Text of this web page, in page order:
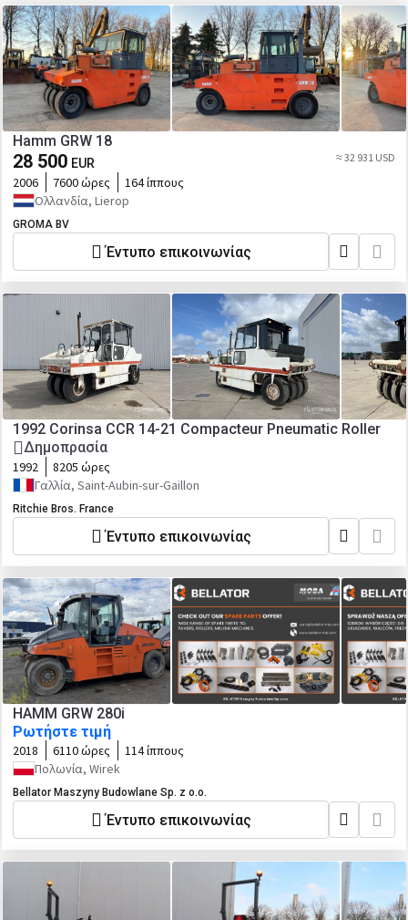
Hamm GRW 18
28 500 EUR ≈ 32 931 USD
2006 7600 ώρες
164 ίππους
Ολλανδία, Lierop
GROMA BV
Έντυπο επικοινωνίας
1992 Corinsa CCR 14-21 Compacteur Pneumatic Roller
Δημοπρασία
1992
8205 ώρες
Γαλλία, Saint-Aubin-sur-Gaillon
Ritchie Bros. France
Έντυπο επικοινωνίας
HAMM GRW 280i
Ρωτήστε τιμή
2018 6110 ώρες
114 ίππους
Πολωνία, Wirek
Bellator Maszyny Budowlane Sp. z o.o.
Έντυπο επικοινωνίας